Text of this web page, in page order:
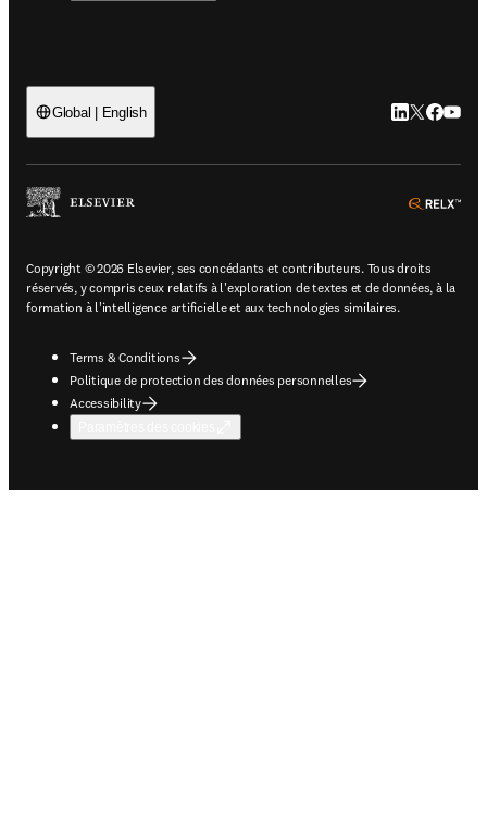
Global | English LinkedIn
Twitter
Copyright © 2026 Elsevier, ses concédants et contributeurs. Tous droits
réservés, y compris ceux relatifs à l'exploration de textes et de données, à la
formation à l'intelligence artificielle et aux technologies similaires.
Terms & Conditions
Politique de protection des données personnelles
Accessibility